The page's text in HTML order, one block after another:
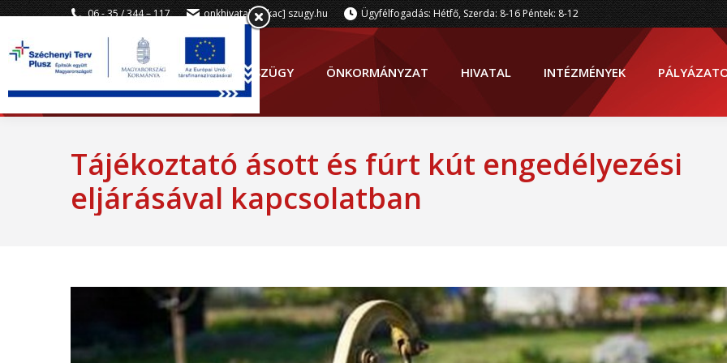
06 - 35 / 344 – 117 onkhivatal [kukac] szugy.hu Ügyfélfogadás: Hétfő, Szerda: 8-16 Péntek: 8-12
SZÜGY ÖNKORMÁNYZAT HIVATAL INTÉZMÉNYEK
Tájékoztató ásott és fúrt kút engedélyezési
eljárásával kapcsolatban